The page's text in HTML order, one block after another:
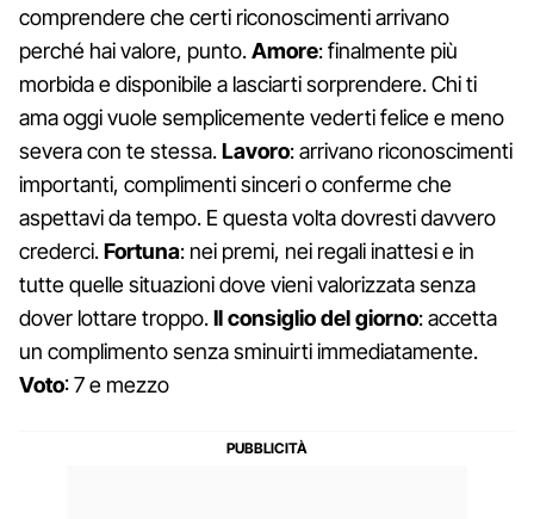
comprendere che certi riconoscimenti arrivano
perché hai valore, punto.Amore: finalmente più
morbida e disponibile a lasciarti sorprendere. Chi ti
ama oggi vuole semplicemente vederti felice e meno
severa con te stessa.Lavoro: arrivano riconoscimenti
importanti, complimenti sinceri o conferme che
aspettavi da tempo. E questa volta dovresti davvero
crederci.Fortuna: nei premi, nei regali inattesi e in
tutte quelle situazioni dove vieni valorizzata senza
dover lottare troppo.Il consiglio del giorno: accetta
un complimento senza sminuirti immediatamente.
Voto: 7 e mezzo